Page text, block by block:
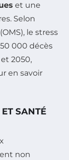
et une
Selon
le stress
000 décès
2050,
en savoir
SANTÉ
non